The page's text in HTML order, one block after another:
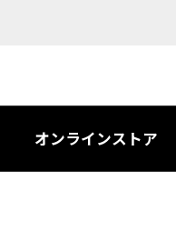
Saddle BagやAIR ROCKET
オンラインストア